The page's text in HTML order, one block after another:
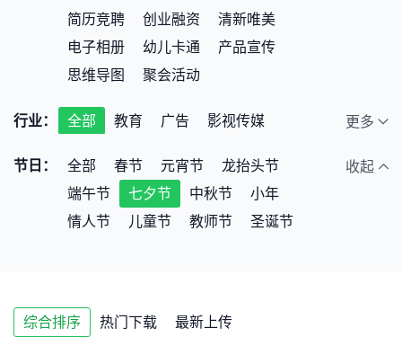
简历竞聘
创业融资
清新唯美
电子相册
幼儿卡通
产品宣传
思维导图
聚会活动
行业： 全部 教育 广告
影视传媒
更多
节日： 全部 春节 元宵节
龙抬头节
端午节
七夕节 中秋节
小年
情人节
儿童节 教师节 圣诞节
收起
综合排序 热门下载 最新上传